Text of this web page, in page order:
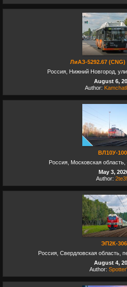
ЛиАЗ-5292.67
Россия, Нижний Новгород,
August 6,
Author:
ВЛ10У-
Россия, Московская
May 3,
Author:
ЭП2К-306
Россия, Свердловская область,
August 4,
Author: